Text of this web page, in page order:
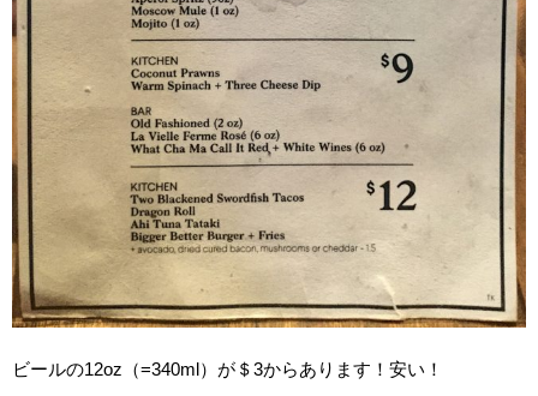
ビールの12oz（=340ml）が＄3からあります！安い！